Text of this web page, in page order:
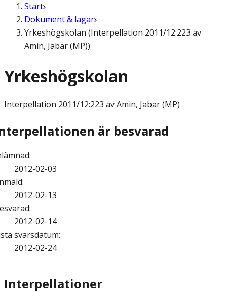
Start
Dokument & lagar
Yrkeshögskolan (Interpellation 2011/12:223 av
Amin, Jabar (MP))
Yrkeshögskolan
Interpellation 2011/12:223 av Amin, Jabar (MP)
är besvarad
:
2012-02-03
:
2012-02-13
:
2012-02-14
svarsdatum:
2012-02-24
Interpellationer